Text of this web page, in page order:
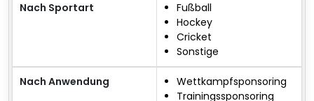
Nach Sportart
Fußball
Hockey
Cricket
Sonstige
Nach Anwendung
Wettkampfsponsoring
Trainingssponsoring